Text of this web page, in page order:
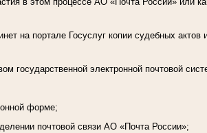
на портале Госуслуг копии судебных актов
государственной электронной почтовой
форме;
почтовой связи АО «Почта России»;